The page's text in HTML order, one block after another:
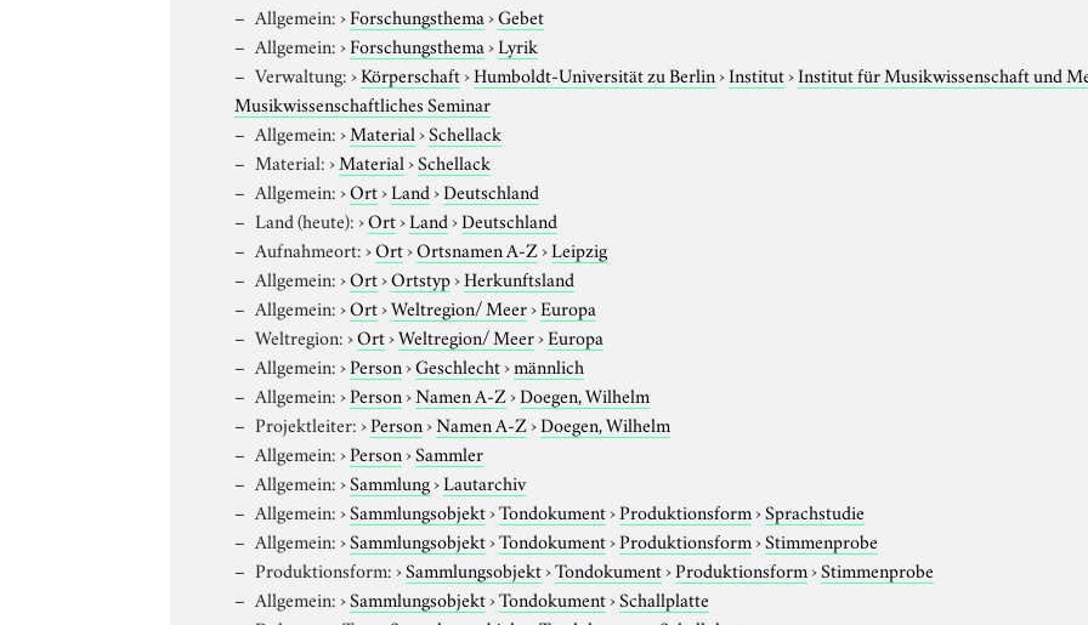
Allgemein:›Forschungsthema›Gebet
Allgemein:›Forschungsthema›Lyrik
Verwaltung:›Körperschaft›Humboldt-Universität zu Berlin›Institut›Institut für Musikwissenschaft und
Musikwissenschaftliches Seminar
Allgemein:›Material›Schellack
Material:›Material›Schellack
Allgemein:›Ort›Land›Deutschland
Land (heute):›Ort›Land›Deutschland
Aufnahmeort:›Ort›Ortsnamen A-Z›Leipzig
Allgemein:›Ort›Ortstyp›Herkunftsland
Allgemein:›Ort›Weltregion/ Meer›Europa
Weltregion:›Ort›Weltregion/ Meer›Europa
Allgemein:›Person›Geschlecht›männlich
Allgemein:›Person›Namen A-Z›Doegen, Wilhelm
Projektleiter:›Person›Namen A-Z›Doegen, Wilhelm
Allgemein:›Person›Sammler
Allgemein:›Sammlung›Lautarchiv
Allgemein:›Sammlungsobjekt›Tondokument›Produktionsform›Sprachstudie
Allgemein:›Sammlungsobjekt›Tondokument›Produktionsform›Stimmenprobe
Produktionsform:›Sammlungsobjekt›Tondokument›Produktionsform›Stimmenprobe
Allgemein:›Sammlungsobjekt›Tondokument›Schallplatte